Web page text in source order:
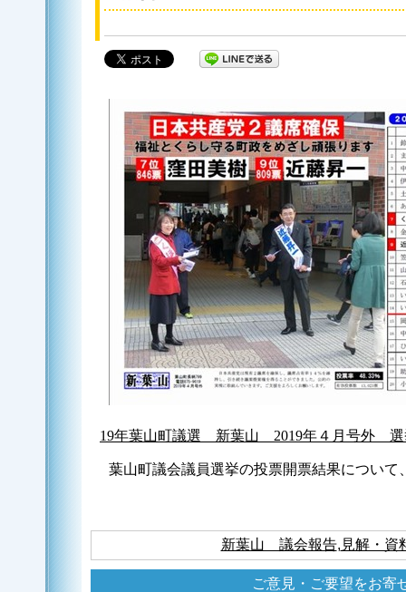
19年葉山町議選 新葉山 2019年４月号外 選
葉山町議会議員選挙の投票開票結果について
新葉山 議会報告, 見解・資
ご意見・ご要望をお寄